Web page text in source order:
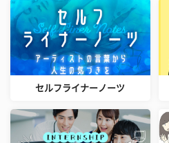
セルフライナーノーツ